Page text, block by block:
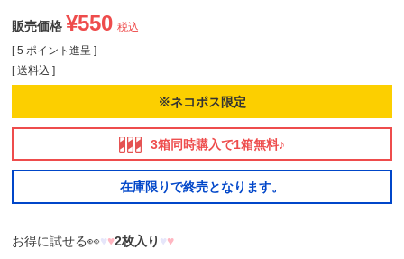
販売価格 ¥550 税込
[ 5 ポイント進呈 ]
送料込
※ネコポス限定
3箱同時購入で1箱無料♪
在庫限りで終売となります。
お得に試せる👀♥♥2枚入り ♥♥